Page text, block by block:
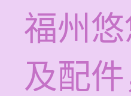
福州
及配